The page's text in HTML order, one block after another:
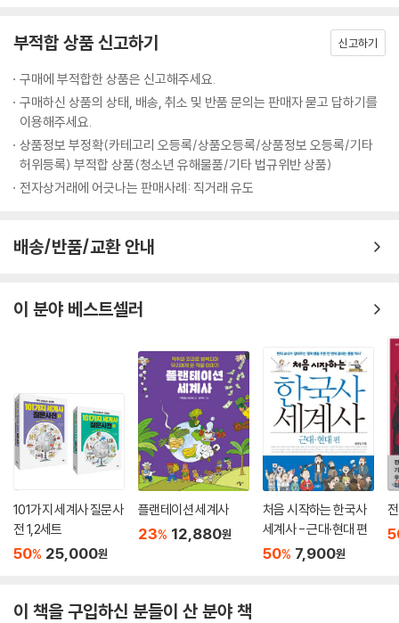
을미사변과 을미의병
아관 파천과 대한 제국의 수립
독립 협회의 초대 위원장은 이완용이었다
언론과 국학의 발달
근대 교육을 통한 민족 운동
조선에서 치른 전쟁 - 청일 전쟁과 러일 전쟁
간도와 독도 문제
루스벨트의 딸, 홍릉의 석상에 올라타다
구국의 총소리가 만주를 뒤흔들다 - 의열 투쟁
고향으로 내려간 행동을 어떻게 보아야 할까요?
09 경제를 빼앗기면 나라도 빼앗긴다 / 열강과 일제의 경제 침탈
노다지를 잡아라! - 개항 이후 외세의 경제 침탈
방곡령과 상권 수호 운동
일제, 조선의 돈과 땅을 장악하다
빚으로 넘어가는 나라를 구하자! - 국채 보상 운동
일제의 식민지 수탈
산미 증식 계획과 병참 기지화 정책
"생각해 보세요" 식민 지배 하에서 일제가 토지를 약탈한 방법과 정당성에
대해 생각해 보세요.
다.
강태욱 (중앙일보 기자, 동시통역사)
부적합 상품 신고하기 신고하기
구매에 부적합한 상품은 신고해주세요.
구매하신 상품의 상태, 배송, 취소 및 반품 문의는 판매자 묻고 답하기를
이용해주세요.
상품정보 부정확(카테고리 오등록/상품오등록/상품정보 오등록/기타
허위등록) 부적합 상품(청소년 유해물품/기타 법규위반 상품)
전자상거래에 어긋나는 판매사례: 직거래 유도
배송/반품/교환 안내
이 분야 베스트셀러
101가지 세계사 질문사
전 1,2세트
50% 25,000원
플랜테이션 세계사
23% 12,880원
처음 시작하는 한국사
세계사 - 근대·현대 편
50% 7,900원
이 책을 구입하신 분들이 산 분야 책